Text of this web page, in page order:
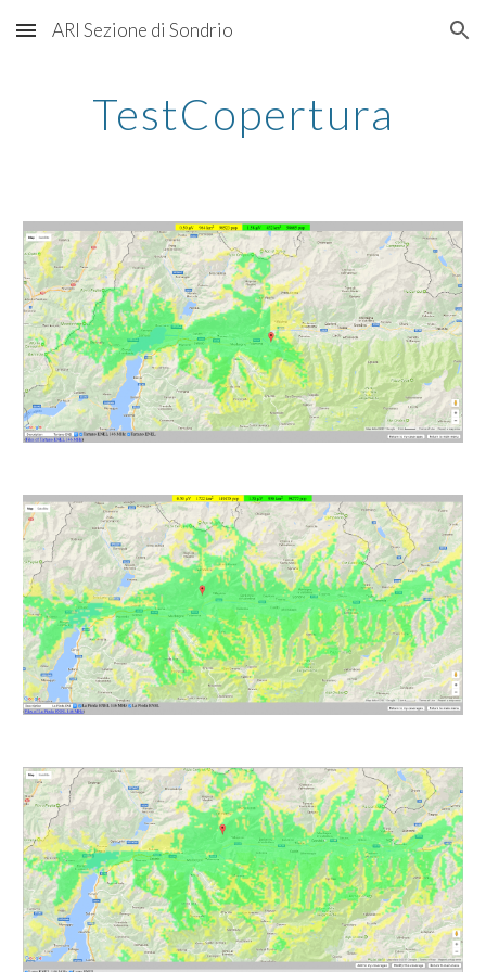
Skip to main content Skip to navigation
ARI Sezione di Sondrio
TestCopertura